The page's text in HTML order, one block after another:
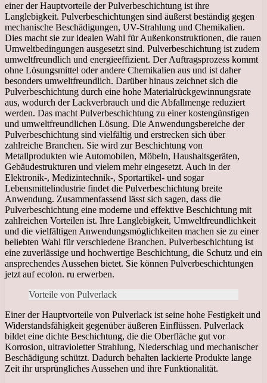
einer der Hauptvorteile der Pulverbeschichtung ist ihre
Langlebigkeit. Pulverbeschichtungen sind äußerst beständig gegen
mechanische Beschädigungen, UV-Strahlung und Chemikalien.
Dies macht sie zur idealen Wahl für Außenkonstruktionen, die rauen
Umweltbedingungen ausgesetzt sind. Pulverbeschichtung ist zudem
umweltfreundlich und energieeffizient. Der Auftragsprozess kommt
ohne Lösungsmittel oder andere Chemikalien aus und ist daher
besonders umweltfreundlich. Darüber hinaus zeichnet sich die
Pulverbeschichtung durch eine hohe Materialrückgewinnungsrate
aus, wodurch der Lackverbrauch und die Abfallmenge reduziert
werden. Das macht Pulverbeschichtung zu einer kostengünstigen
und umweltfreundlichen Lösung. Die Anwendungsbereiche der
Pulverbeschichtung sind vielfältig und erstrecken sich über
zahlreiche Branchen. Sie wird zur Beschichtung von
Metallprodukten wie Automobilen, Möbeln, Haushaltsgeräten,
Gebäudestrukturen und vielem mehr eingesetzt. Auch in der
Elektronik-, Medizintechnik-, Sportartikel- und sogar
Lebensmittelindustrie findet die Pulverbeschichtung breite
Anwendung. Zusammenfassend lässt sich sagen, dass die
Pulverbeschichtung eine moderne und effektive Beschichtung mit
zahlreichen Vorteilen ist. Ihre Langlebigkeit, Umweltfreundlichkeit
und die vielfältigen Anwendungsmöglichkeiten machen sie zu einer
beliebten Wahl für verschiedene Branchen. Pulverbeschichtung ist
eine zuverlässige und hochwertige Beschichtung, die Schutz und ein
ansprechendes Aussehen bietet. Sie können Pulverbeschichtungen
jetzt auf ecolon. ru erwerben.
Vorteile von Pulverlack
Einer der Hauptvorteile von Pulverlack ist seine hohe Festigkeit und
Widerstandsfähigkeit gegenüber äußeren Einflüssen. Pulverlack
bildet eine dichte Beschichtung, die die Oberfläche gut vor
Korrosion, ultravioletter Strahlung, Niederschlag und mechanischer
Beschädigung schützt. Dadurch behalten lackierte Produkte lange
Zeit ihr ursprüngliches Aussehen und ihre Funktionalität.